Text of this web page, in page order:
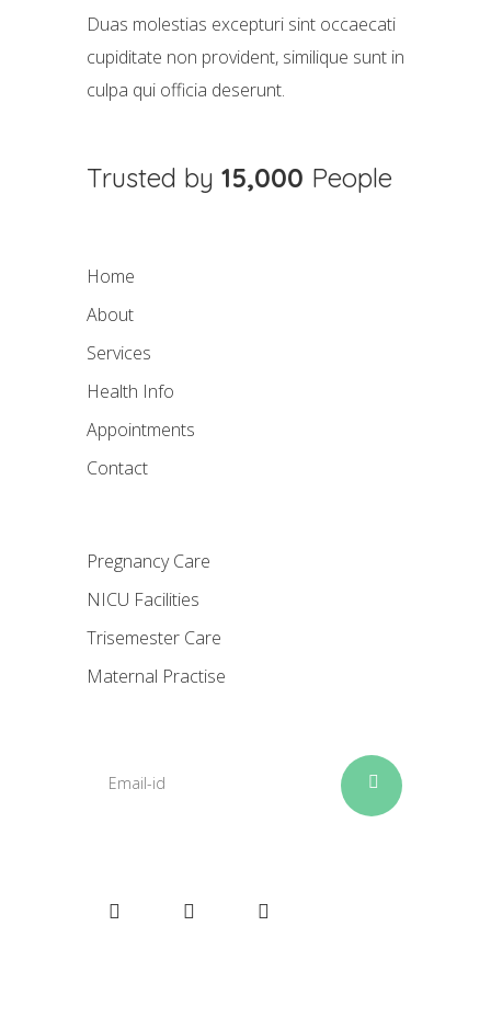
Duas molestias excepturi sint occaecati
cupiditate non provident, similique sunt in
culpa qui officia deserunt.
Trusted by 15,000 People
Home
About
Services
Health Info
Appointments
Contact
Pregnancy Care
NICU Facilities
Trisemester Care
Maternal Practise